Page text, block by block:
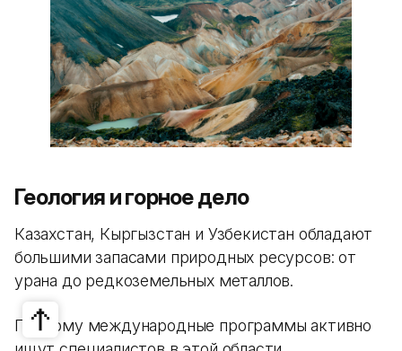
Геология и горное дело
Казахстан, Кыргызстан и Узбекистан обладают
большими запасами природных ресурсов: от
урана до редкоземельных металлов.
Поэтому международные программы активно